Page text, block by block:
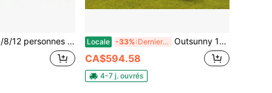
avec fenêtre de toit, tente gonflable 4 saisons coupe-vent et imperméable avec pompe à main, tente à montage facile pour randonnée et camping en plein air Locale -33% Derniers 2 jours Outsunny 10' X 10' Pavillon à toit dur, Pavillon d'extérieur avec toit en polycarbonate UV60+, rideaux, crochet central et cadre en acier pour jardin, pelouse, cour arrière, terrasse, kaki
CA$594.58
4-7 j. ouvrés